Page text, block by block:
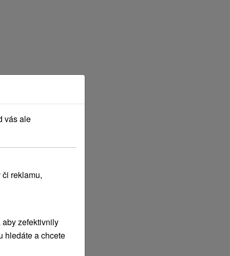
vás ale
reklamu,
zefektivnily
hledáte a chcete